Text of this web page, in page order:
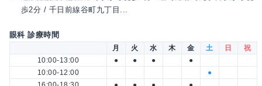
歩2分 / 千日前線谷町九丁目...
眼科 診療時間
月 火 水 木 金 土 日
祝
10:00-13:00
● ● ●
●
10:00-12:00
●